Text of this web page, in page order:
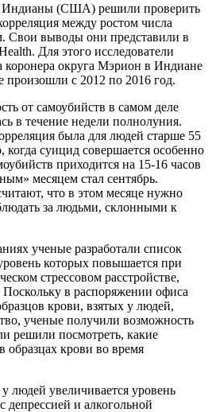
Индианы (США) решили проверить
между ростом числа
Свои выводы они представили в
Для этого исследователи
коронера округа Мэрион в Индиане
произошли с 2012 по 2016 год.
от самоубийств в самом деле
в течение недели полнолуния.
была для людей старше 55
суицид совершается особенно
приходится на 15-16 часов
месяцем стал сентябрь.
что в этом месяце нужно
за людьми, склонными к
ученые разработали список
которых повышается при
стрессовом расстройстве,
Поскольку в распоряжении офиса
крови, взятых у людей,
ученые получили возможность
решили посмотреть, какие
образцах крови во время
людей увеличивается уровень
депрессией и алкогольной